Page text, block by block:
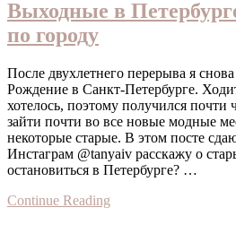
Выходные в
по городу
После двухлетнего перерыва я
Рождение в Санкт-Петербурге.
хотелось, поэтому получился почти
зайти почти во все новые модные
некоторые старые. В этом посте
Инстаграм @tanyaiv расскажу о
остановиться в Петербурге? …
Continue Reading